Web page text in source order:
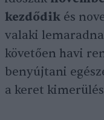
kezdődik és
valaki
követően havi
benyújtani
a keret